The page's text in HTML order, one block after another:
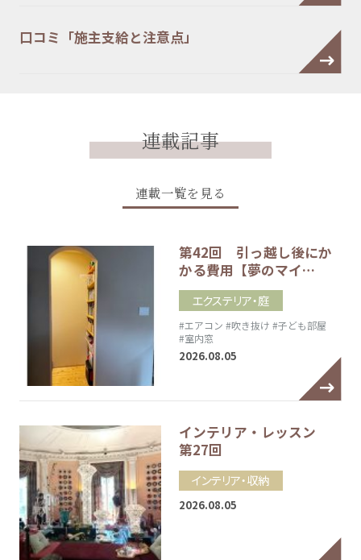
口コミ「施主支給と注意点」
連載記事
連載一覧を見る
第42回 引っ越し後にか
かる費用【夢のマイ…
エクステリア・庭
#エアコン #吹き抜け #子ども部屋
#室内窓
2026.08.05
インテリア・レッスン
第27回
インテリア・収納
2026.08.05